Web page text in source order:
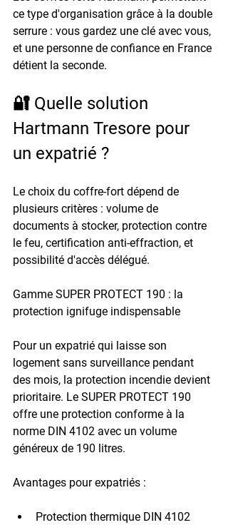
ce type d'organisation grâce à la double
serrure : vous gardez une clé avec vous,
et une personne de confiance en France
détient la seconde.
🔐 Quelle solution
Hartmann Tresore pour
un expatrié ?
Le choix du coffre-fort dépend de
plusieurs critères : volume de
documents à stocker, protection contre
le feu, certification anti-effraction, et
possibilité d'accès délégué.
Gamme SUPER PROTECT 190 : la
protection ignifuge indispensable
Pour un expatrié qui laisse son
logement sans surveillance pendant
des mois, la protection incendie devient
prioritaire. Le SUPER PROTECT 190
offre une protection conforme à la
norme DIN 4102 avec un volume
généreux de 190 litres.
Avantages pour expatriés :
Protection thermique DIN 4102